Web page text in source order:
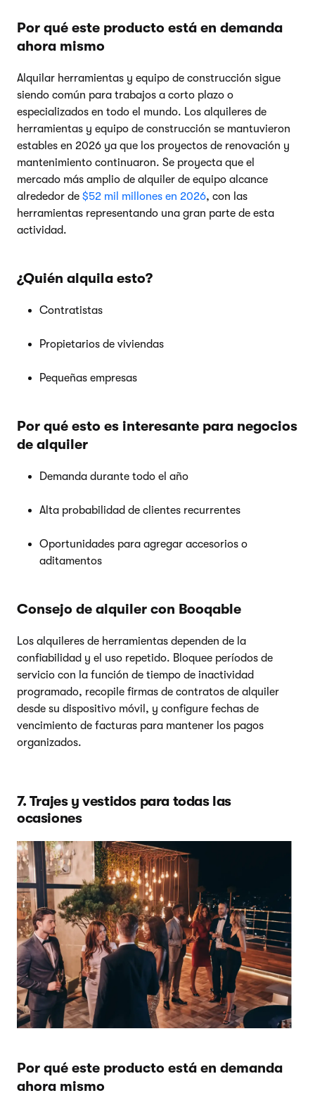
Por qué este producto está en demanda
ahora mismo
Alquilar herramientas y equipo de construcción sigue
siendo común para trabajos a corto plazo o
especializados en todo el mundo. Los alquileres de
herramientas y equipo de construcción se mantuvieron
estables en 2026 ya que los proyectos de renovación y
mantenimiento continuaron. Se proyecta que el
mercado más amplio de alquiler de equipo alcance
alrededor de $52 mil millones en 2026, con las
herramientas representando una gran parte de esta
actividad.
¿Quién alquila esto?
Contratistas
Propietarios de viviendas
Pequeñas empresas
Por qué esto es interesante para negocios
de alquiler
Demanda durante todo el año
Alta probabilidad de clientes recurrentes
Oportunidades para agregar accesorios o
aditamentos
Consejo de alquiler con Booqable
Los alquileres de herramientas dependen de la
confiabilidad y el uso repetido. Bloquee períodos de
servicio con la función de tiempo de inactividad
programado, recopile firmas de contratos de alquiler
desde su dispositivo móvil, y configure fechas de
vencimiento de facturas para mantener los pagos
organizados.
7. Trajes y vestidos para todas las
ocasiones
Por qué este producto está en demanda
ahora mismo